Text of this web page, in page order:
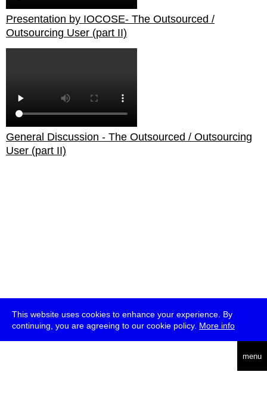
This website uses cookies to enhance your experience. By
continuing, you are agreeing to our cookie policy. More info
menu
Presentation by IOCOSE- The Outsourced /
Outsourcing User (part II)
General Discussion - The Outsourced / Outsourcing
User (part II)